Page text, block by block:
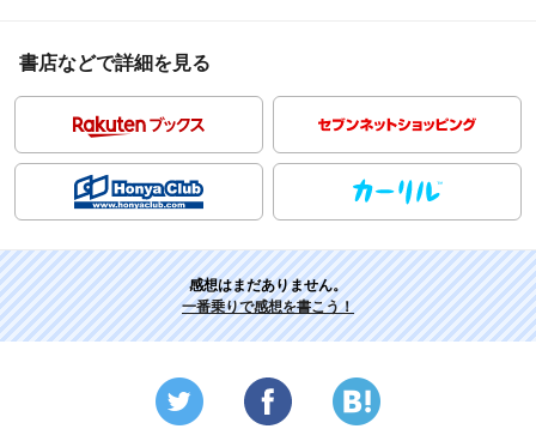
書店などで詳細を見る
感想はまだありません。
一番乗りで感想を書こう！